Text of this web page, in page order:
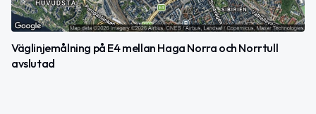
Väglinjemålning på E4 mellan Haga Norra och Norrtull
avslutad